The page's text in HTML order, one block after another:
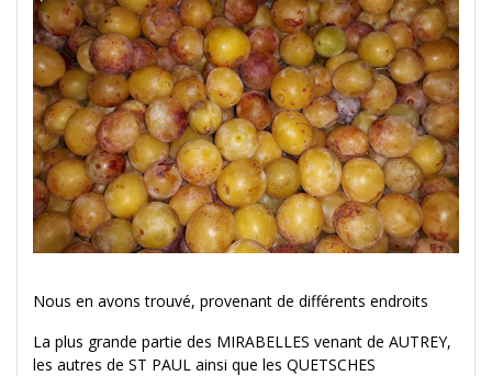
Nous en avons trouvé, provenant de différents endroits
La plus grande partie des MIRABELLES venant de AUTREY,
les autres de ST PAUL ainsi que les QUETSCHES